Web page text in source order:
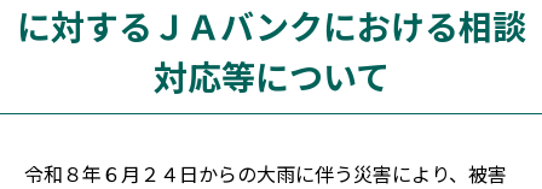
に対するＪＡバンクにおける相談
対応等について
令和８年６月２４日からの大雨に伴う災害により、被害